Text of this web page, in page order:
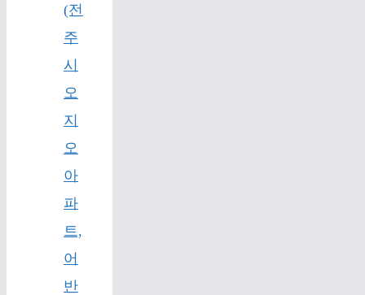
(전
주
시
오
지
오
아
파
트,
어
반